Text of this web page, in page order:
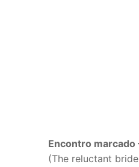
Encontro marcado
(The reluctant